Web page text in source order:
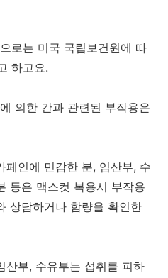
로는 미국 국립보건원에 따
하고요.
의한 간과 관련된 부작용은
페인에 민감한 분, 임산부, 수
등은 맥스컷 복용시 부작용
상담하거나 함량을 확인한
산부, 수유부는 섭취를 피하